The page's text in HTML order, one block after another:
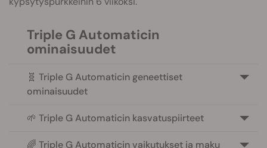
Triple G Automaticin
ominaisuudet
🧬 Triple G Automaticin geneettiset
ominaisuudet
🌱 Triple G Automaticin kasvatuspiirteet
🌈 Triple G Automaticin vaikutukset ja maku